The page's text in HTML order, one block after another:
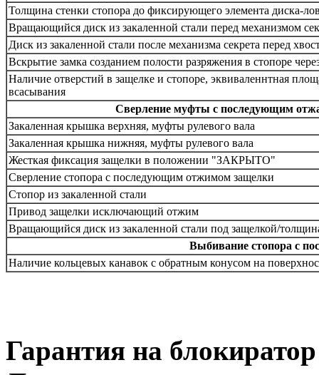
Толщина стенки стопора до фиксирующего элемента диска-
Вращающийся диск из закаленной стали перед механизмом
Диск из закаленной стали после механизма секрета перед
Вскрытие замка созданием полости разряжения в стопоре
Наличие отверстий в защелке и стопоре, эквиваленнтная
всасывания
Сверление муфты с последующим
Закаленная крышка верхняя, муфты рулевого вала
Закаленная крышка нижняя, муфты рулевого вала
Жесткая фиксация защелки в положении "ЗАКРЫТО"
Сверление стопора с последующим отжимом защелки
Стопор из закаленной стали
Привод защелки исключающий отжим
Вращающийся диск из закаленной стали под защелкой/
Выбивание стопора с
Наличие кольцевых канавок с обратным конусом на
Гарантия на